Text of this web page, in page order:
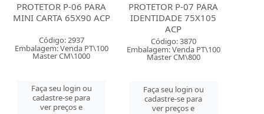
PROTETOR P-06 PARA
MINI CARTA 65X90 ACP
Código: 2937
Embalagem: Venda PT\100
Master CM\1000
Faça seu login ou
cadastre-se para
ver preços e
PROTETOR P-07 PARA
IDENTIDADE 75X105
ACP
Código: 3870
Embalagem: Venda PT\100
Master CM\800
Faça seu login ou
cadastre-se para
ver preços e